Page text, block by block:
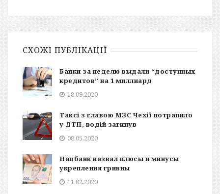
СХОЖІ ПУБЛІКАЦІЇ
Банки за неделю выдали “доступных
кредитов” на 1 миллиард
18.09.2020
Таксі з главою МЗС Чехії потрапило
у ДТП, водій загинув
08.05.2020
Нацбанк назвал плюсы и минусы
укрепления гривны
11.02.2020